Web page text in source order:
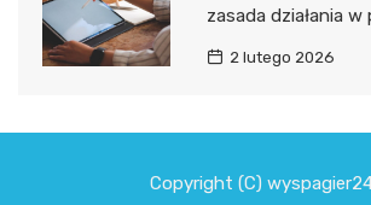
zasada działania w
2 lutego 2026
Copyright (C)